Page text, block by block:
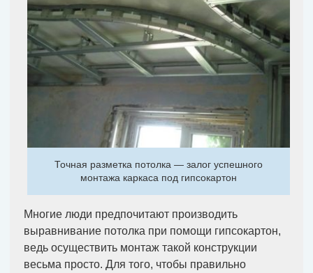
Точная разметка потолка — залог успешного
монтажа каркаса под гипсокартон
Многие люди предпочитают производить
выравнивание потолка при помощи гипсокартон,
ведь осуществить монтаж такой конструкции
весьма просто. Для того, чтобы правильно